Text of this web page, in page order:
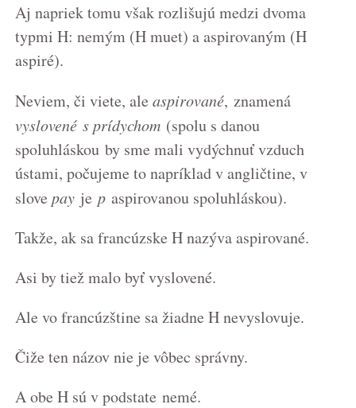
Aj napriek tomu však rozlišujú medzi dvoma
typmi H: nemým (H muet) a aspirovaným (H
aspiré).
Neviem, či viete, ale aspirované, znamená
vyslovené s prídychom (spolu s danou
spoluhláskou by sme mali vydýchnuť vzduch
ústami, počujeme to napríklad v angličtine, v
slove pay je p aspirovanou spoluhláskou).
Takže, ak sa francúzske H nazýva aspirované.
Asi by tiež malo byť vyslovené.
Ale vo francúzštine sa žiadne H nevyslovuje.
Čiže ten názov nie je vôbec správny.
A obe H sú v podstate nemé.